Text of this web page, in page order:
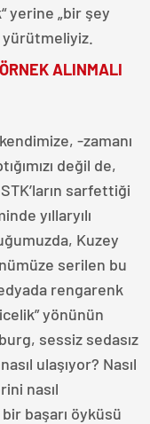
yerine „bir şey
yürütmeliyiz.
ALINMALI
-zamanı
değil de,
STK’ların sarfettiği
yıllaryılı
Kuzey
serilen bu
rengarenk
yönünün
sessiz sedasız
ulaşıyor? Nasıl
nasıl
başarı öyküsü